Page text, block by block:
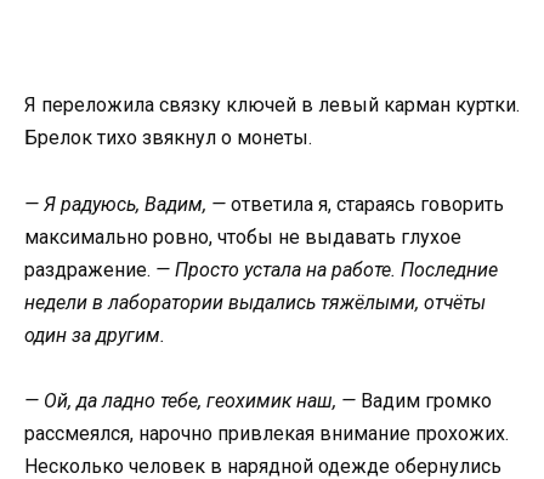
Я переложила связку ключей в левый карман куртки.
Брелок тихо звякнул о монеты.
— Я радуюсь, Вадим, — ответила я, стараясь говорить
максимально ровно, чтобы не выдавать глухое
раздражение. — Просто устала на работе. Последние
недели в лаборатории выдались тяжёлыми, отчёты
один за другим.
— Ой, да ладно тебе, геохимик наш, — Вадим громко
рассмеялся, нарочно привлекая внимание прохожих.
Несколько человек в нарядной одежде обернулись